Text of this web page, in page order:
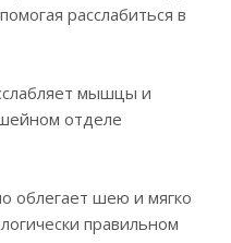
расслабиться в
мышцы и
отделе
облегает шею и мягко
правильном